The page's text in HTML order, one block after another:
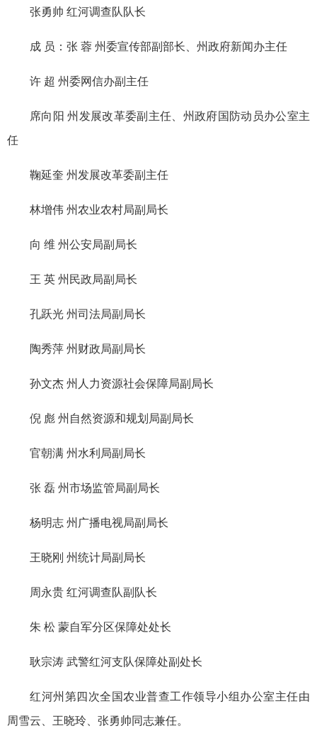
张勇帅 红河调查队队长
成 员：张 蓉 州委宣传部副部长、州政府新闻办主任
许 超 州委网信办副主任
席向阳 州发展改革委副主任、州政府国防动员办公室主
任
鞠延奎 州发展改革委副主任
林增伟 州农业农村局副局长
向 维 州公安局副局长
王 英 州民政局副局长
孔跃光 州司法局副局长
陶秀萍 州财政局副局长
孙文杰 州人力资源社会保障局副局长
倪 彪 州自然资源和规划局副局长
官朝满 州水利局副局长
张 磊 州市场监管局副局长
杨明志 州广播电视局副局长
王晓刚 州统计局副局长
周永贵 红河调查队副队长
朱 松 蒙自军分区保障处处长
耿宗涛 武警红河支队保障处副处长
红河州第四次全国农业普查工作领导小组办公室主任由
周雪云、王晓玲、张勇帅同志兼任。